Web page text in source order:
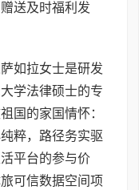
送及时福利发
如拉女士是研发
学法律硕士的专
国的家国情怀：
粹，路径务实驱
平台的参与价
可信数据空间项